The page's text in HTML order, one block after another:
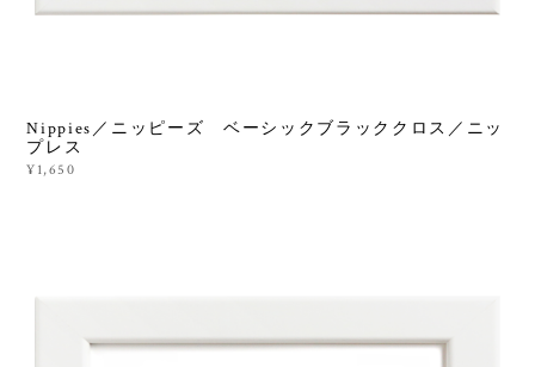
Nippies／ニッピーズ ベーシックブラッククロス／ニッ
プレス
¥1,650